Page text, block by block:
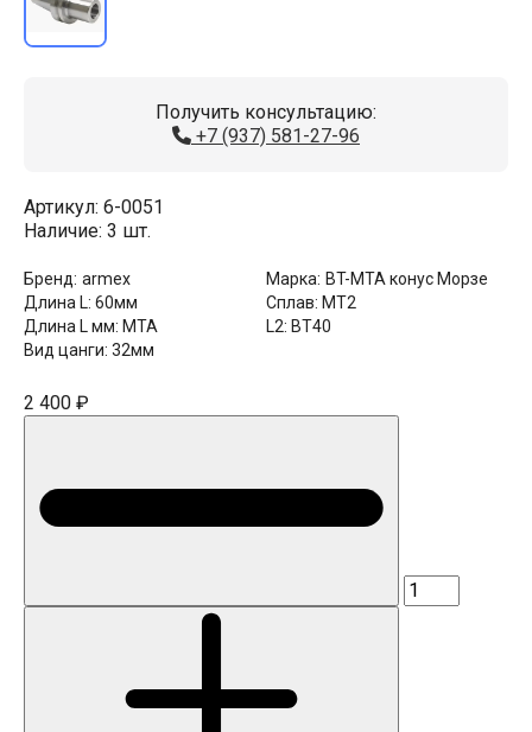
Получить консультацию:
+7 (937) 581-27-96
Артикул: 6-0051
Наличие: 3 шт.
Бренд: armex Марка: BT-MTA конус Морзе
Длина L: 60мм Сплав: MT2
Длина L мм: MTA L2: BT40
Вид цанги: 32мм
2 400 ₽